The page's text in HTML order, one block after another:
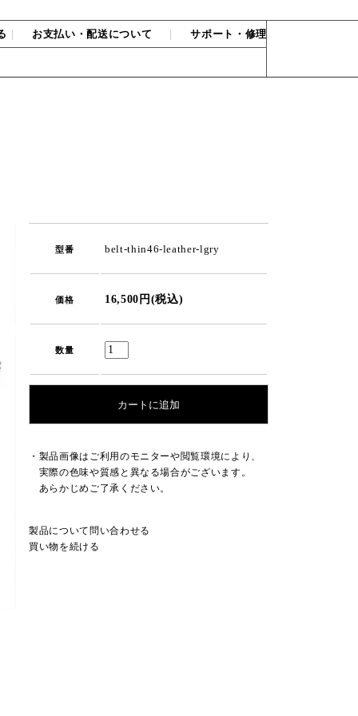
お支払い・配送について ｜サポート・修理
型番 belt-thin46-leather-lgry
価格 16,500円(税込)
数量
・製品画像はご利用のモニターや閲覧環境により、
実際の色味や質感と異なる場合がございます。
あらかじめご了承ください。
製品について問い合わせる
買い物を続ける